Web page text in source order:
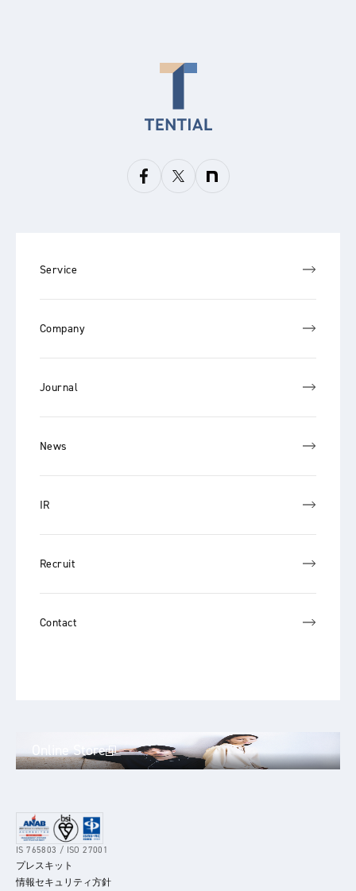
Service
Company
Journal
News
IR
Recruit
Contact
Online Store
IS 765803 / ISO 27001
プレスキット
情報セキュリティ方針